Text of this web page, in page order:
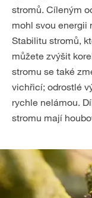
stromů. Cíleným
mohl svou energii
Stabilitu stromů,
můžete zvýšit
stromu se také
vichřicí; odrostlé
rychle nelámou.
stromu mají